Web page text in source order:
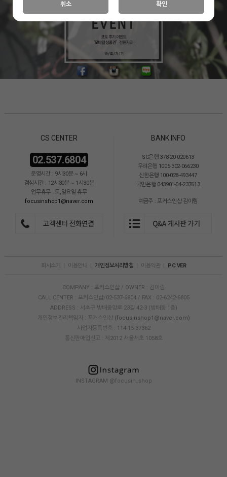
CS CENTER
02.537.6804
운영시간 : 9시30분 ~ 6시
점심시간 : 12시30분 ~ 1시30분
업무휴무 : 토,일요일 휴무
focusinshop1@naver.com
BANK INFO
SC은행 378-20-020613
우리은행 1005-302-066230
신한은행 100-028-493447
국민은행 043901-04-237613
예금주 : 포커스인샵 김이림
회사소개 이용안내 개인정보처리방침 이용약관 PC VER
COMPANY : 포커스인샵 / OWNER : 김이림
CALL CENTER : 포커스인샵/02-537-6804 / FAX : 02-6242-6805
ADDRESS : 서초구 방배중앙로 23길 42-3 (방배동 1층)
개인정보관리책임자 : 포커스인샵 (focusinshop1@naver.com)
사업자등록번호 : 114-15-37362
통신판매업신고 : 제2012 서울서초 1058호
INSTAGRAM @focusin_shop
취소 확인